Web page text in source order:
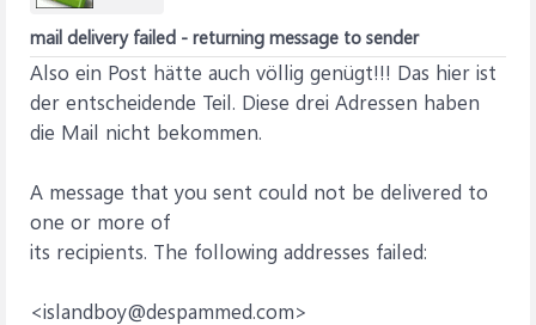
mail delivery failed - returning message to sender
Also ein Post hätte auch völlig genügt!!! Das hier ist
der entscheidende Teil. Diese drei Adressen haben
die Mail nicht bekommen.
A message that you sent could not be delivered to
one or more of
its recipients. The following addresses failed:
<islandboy@despammed.com>